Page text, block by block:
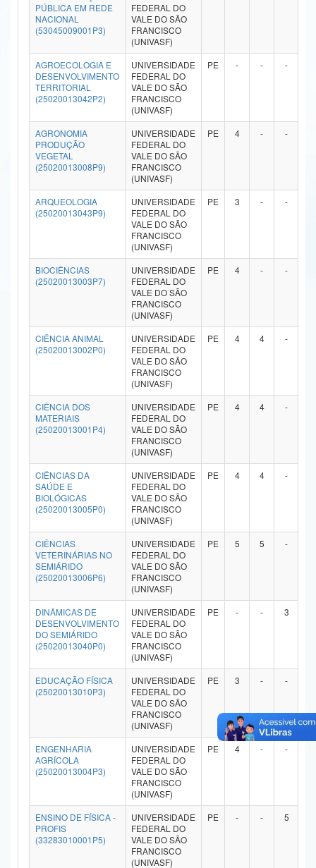
Ministério da Ciência, Tecnologia, Inovações e Comunicações
Ministério do Turismo
Ministério do Desenvolvimento Regional
Controladoria-Geral da União
Ministério da Mulher, da Família e dos Direitos Humanos
Secretaria de Governo
Gabinete de Segurança Institucional
Advocacia-Geral da União
Planalto
PÚBLICA EM REDE
NACIONAL
(53045009001P3)
FEDERAL DO
VALE DO SÃO
FRANCISCO
(UNIVASF)
AGROECOLOGIA E
DESENVOLVIMENTO
TERRITORIAL
(25020013042P2)
UNIVERSIDADE
FEDERAL DO
VALE DO SÃO
FRANCISCO
(UNIVASF)
PE - - -
AGRONOMIA
PRODUÇÃO
VEGETAL
(25020013008P9)
UNIVERSIDADE
FEDERAL DO
VALE DO SÃO
FRANCISCO
(UNIVASF)
PE 4 - -
ARQUEOLOGIA
(25020013043P9)
UNIVERSIDADE
FEDERAL DO
VALE DO SÃO
FRANCISCO
(UNIVASF)
PE 3 - -
BIOCIÊNCIAS
(25020013003P7)
UNIVERSIDADE
FEDERAL DO
VALE DO SÃO
FRANCISCO
(UNIVASF)
PE 4 - -
CIÊNCIA ANIMAL
(25020013002P0)
UNIVERSIDADE
FEDERAL DO
VALE DO SÃO
FRANCISCO
(UNIVASF)
PE 4 4 -
CIÊNCIA DOS
MATERIAIS
(25020013001P4)
UNIVERSIDADE
FEDERAL DO
VALE DO SÃO
FRANCISCO
(UNIVASF)
PE 4 4 -
CIÊNCIAS DA
SAÚDE E
BIOLÓGICAS
(25020013005P0)
UNIVERSIDADE
FEDERAL DO
VALE DO SÃO
FRANCISCO
(UNIVASF)
PE 4 4 -
CIÊNCIAS
VETERINÁRIAS NO
SEMIÁRIDO
(25020013006P6)
UNIVERSIDADE
FEDERAL DO
VALE DO SÃO
FRANCISCO
(UNIVASF)
PE 5 5 -
DINÂMICAS DE
DESENVOLVIMENTO
DO SEMIÁRIDO
(25020013040P0)
UNIVERSIDADE
FEDERAL DO
VALE DO SÃO
FRANCISCO
(UNIVASF)
PE - - 3
EDUCAÇÃO FÍSICA
(25020013010P3)
UNIVERSIDADE
FEDERAL DO
VALE DO SÃO
FRANCISCO
(UNIVASF)
PE 3 - -
ENGENHARIA
AGRÍCOLA
(25020013004P3)
UNIVERSIDADE
FEDERAL DO
VALE DO SÃO
FRANCISCO
(UNIVASF)
PE 4 - -
ENSINO DE FÍSICA -
PROFIS
(33283010001P5)
UNIVERSIDADE
FEDERAL DO
VALE DO SÃO
FRANCISCO
(UNIVASF)
PE - - 5